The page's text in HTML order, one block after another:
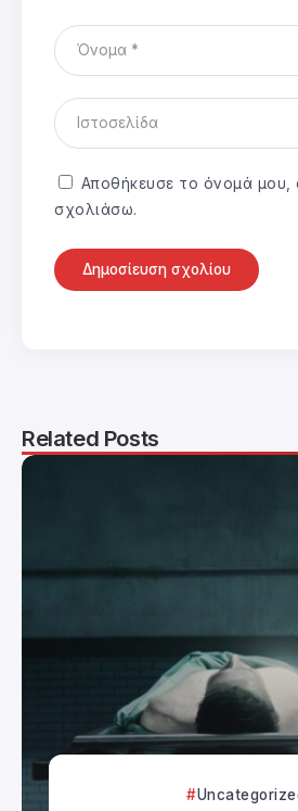
Αποθήκευσε το όνομά μου,
σχολιάσω.
Related Posts